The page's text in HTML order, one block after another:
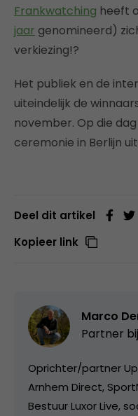
Frankwatching heeft
jaar genomineerd)
verkiezing!?
Het publiek en de
uiteindelijk de
november. Op die
ceremonie in Berlijn
Deel dit artikel
Kopieer link
Marco
Partner bij
Oprichter/partner
Arnhem Direct,
Bestuur Luxor Live,